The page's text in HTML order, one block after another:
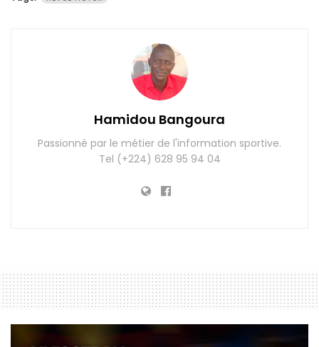
Hamidou Bangoura
Passionné par le métier de l'information sportive.
Tel (+224) 628 95 94 04